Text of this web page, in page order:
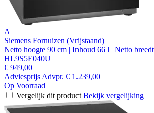
A
Siemens Fornuizen (Vrijstaand)
Netto hoogte 90 cm | Inhoud 66 l | Netto
HL9S5E040U
€ 949,00
Adviesprijs Advpr. € 1.239,00
Op Voorraad
Vergelijk dit product Bekijk vergelijking